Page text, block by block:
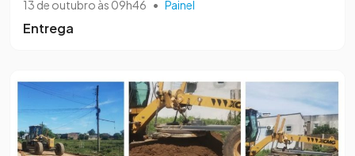
13 de outubro às 09h46 • Painel
Entrega